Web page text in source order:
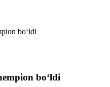
bo‘ldi
bo‘ldi